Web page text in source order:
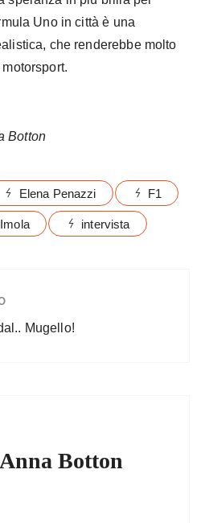
Uno in città è una
che renderebbe molto
Botton
Elena Penazzi F1
Imola intervista
Mugello!
Anna Botton